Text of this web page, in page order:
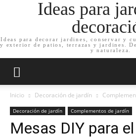
Ideas para
Ideas para decorar jardines, conservar y
y exterior de patios, terrazas y jardines.
y naturaleza.
Inicio Decoración de jardín
Decoración de jardín Complementos de jardín
Mesas DIY para